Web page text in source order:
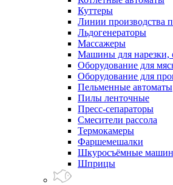
Куттеры
Линии производства
Льдогенераторы
Массажеры
Машины для нарезки,
Оборудование для
Оборудование для
Пельменные автоматы
Пилы ленточные
Пресс-сепараторы
Смесители рассола
Термокамеры
Фаршемешалки
Шкуросъёмные
Шприцы